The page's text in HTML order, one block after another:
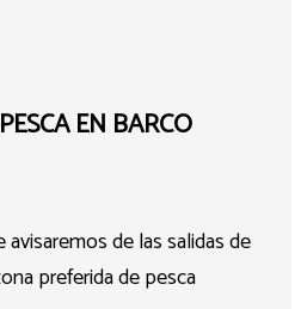
EN BARCO
de las salidas de
preferida de pesca